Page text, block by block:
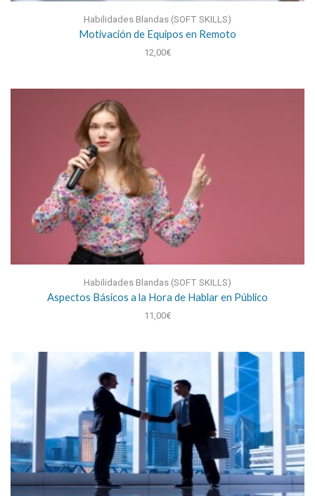
Habilidades Blandas (SOFT SKILLS)
Motivación de Equipos en Remoto
12,00€
Habilidades Blandas (SOFT SKILLS)
Aspectos Básicos a la Hora de Hablar en Público
11,00€